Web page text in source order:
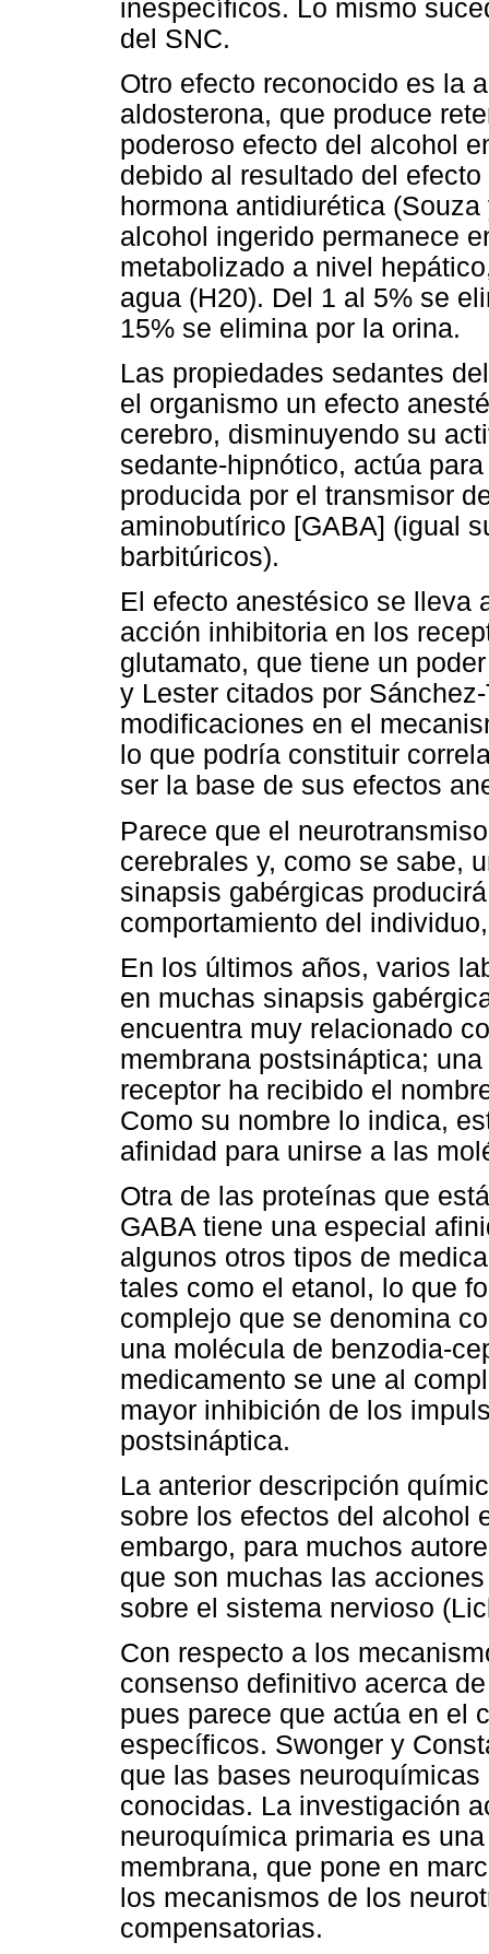
inespecíficos. Lo mismo
del SNC.
Otro efecto reconocido es la
aldosterona, que produce
poderoso efecto del alcohol
debido al resultado del
hormona antidiurética
alcohol ingerido permanece
metabolizado a nivel
agua (H20). Del 1 al 5% se
15% se elimina por la orina.
Las propiedades sedantes
el organismo un efecto
cerebro, disminuyendo su
sedante-hipnótico, actúa
producida por el transmisor
aminobutírico [GABA] (igual
barbitúricos).
El efecto anestésico se lleva
acción inhibitoria en los
glutamato, que tiene un
y Lester citados por
modificaciones en el
lo que podría constituir
ser la base de sus efectos
Parece que el
cerebrales y, como se sabe,
sinapsis gabérgicas
comportamiento del
En los últimos años, varios
en muchas sinapsis
encuentra muy relacionado
membrana postsináptica;
receptor ha recibido el
Como su nombre lo indica,
afinidad para unirse a las
Otra de las proteínas que
GABA tiene una especial
algunos otros tipos de
tales como el etanol, lo que
complejo que se denomina
una molécula de benzodia-
medicamento se une al
mayor inhibición de los
postsináptica.
La anterior descripción
sobre los efectos del alcohol
embargo, para muchos
que son muchas las
sobre el sistema nervioso
Con respecto a los
consenso definitivo acerca
pues parece que actúa en el
específicos. Swonger y
que las bases
conocidas. La investigación
neuroquímica primaria es
membrana, que pone en
los mecanismos de los
compensatorias.